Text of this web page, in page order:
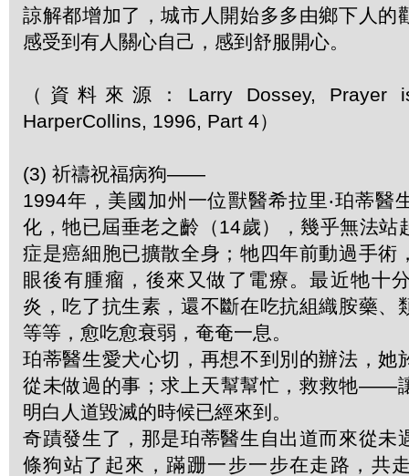
諒解都增加了，城市人開始多多由鄉下人的
感受到有人關心自己，感到舒服開心。
（資料來源：Larry Dossey, Prayer
HarperCollins, 1996, Part 4）
(3) 祈禱祝福病狗——
1994年，美國加州一位獸醫希拉里‧珀蒂醫
化，牠已屆垂老之齡（14歲），幾乎無法站
症是癌細胞已擴散全身；牠四年前動過手術
眼後有腫瘤，後來又做了電療。最近牠十
炎，吃了抗生素，還不斷在吃抗組織胺藥、
等等，愈吃愈衰弱，奄奄一息。
珀蒂醫生愛犬心切，再想不到別的辦法，她
從未做過的事；求上天幫幫忙，救救牠——
明白人道毀滅的時候已經來到。
奇蹟發生了，那是珀蒂醫生自出道而來從未
條狗站了起來，蹣跚一步一步在走路，共